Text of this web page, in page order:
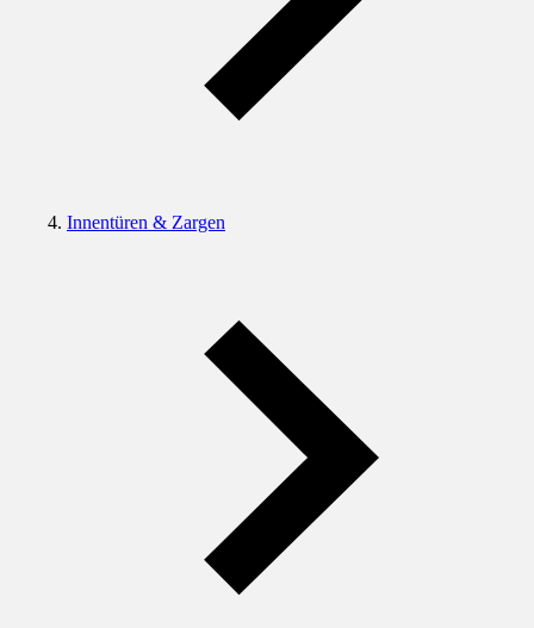
Innentüren & Zargen